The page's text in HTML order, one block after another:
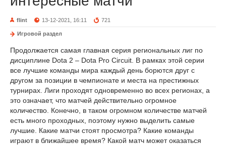
flint 13-12-2021, 16:11 721
Игровой раздел
Продолжается самая главная серия региональных лиг по
дисциплине Dota 2 – Dota Pro Circuit. В рамках этой серии
все лучшие команды мира каждый день борются друг с
другом за позиции в чемпионате и места на престижных
турнирах. Лиги проходят одновременно во всех регионах, а
это означает, что матчей действительно огромное
количество. Конечно, в таком огромном количестве матчей
есть много проходных, поэтому нужно выделить самые
лучшие. Какие матчи стоят просмотра? Какие команды
играют в ближайшее время? Какой матч может оказаться